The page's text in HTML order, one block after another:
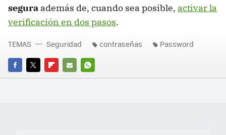
segura además de, cuando sea posible, activar la
verificación en dos pasos.
FACEBOOK
TWITTERFLIPBOARD
E-
WHATSAPP
TEMAS Seguridad contraseñas Password